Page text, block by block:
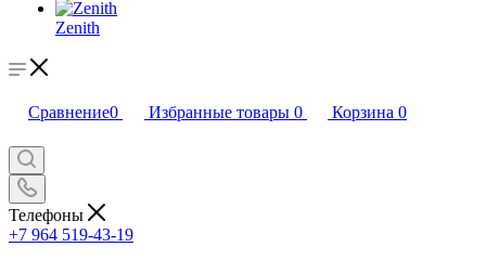
Zenith
Сравнение0 Избранные товары 0 Корзина 0
Телефоны
+7 964 519-43-19